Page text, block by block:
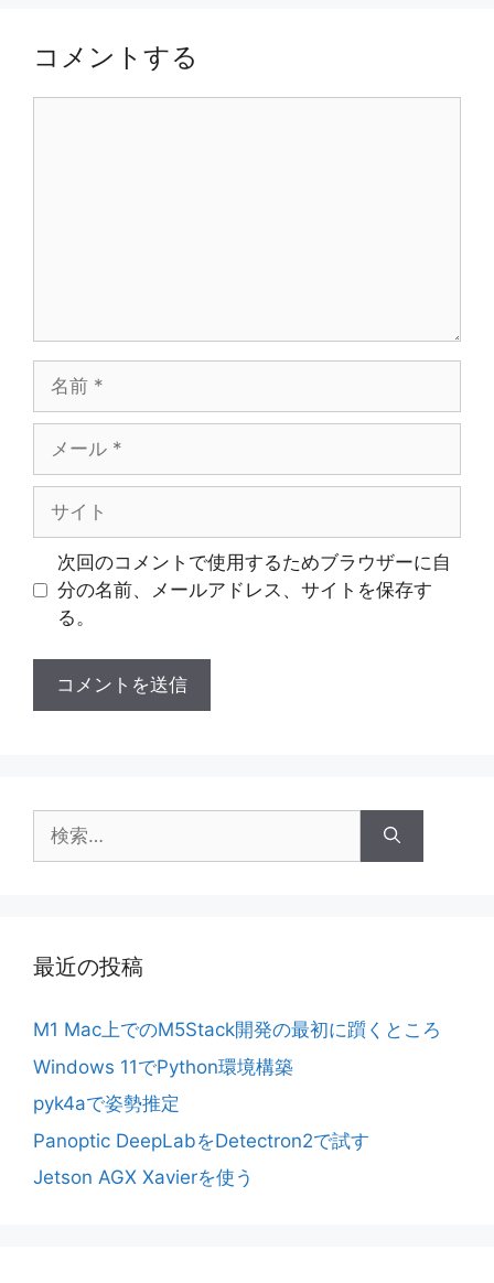
コメントする
ル
次回のコメントで使用するためブラウザーに自
分の名前、メールアドレス、サイトを保存す
る。
索:
最近の投稿
M1 Mac上でのM5Stack開発の最初に躓くところ
Windows 11でPython環境構築
pyk4aで姿勢推定
Panoptic DeepLabをDetectron2で試す
Jetson AGX Xavierを使う